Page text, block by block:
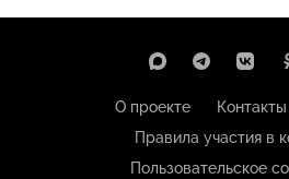
О проекте Контакты
Правила участия в
Пользовательское